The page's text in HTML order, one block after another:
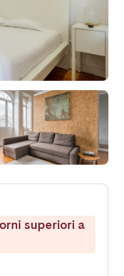
superiori a